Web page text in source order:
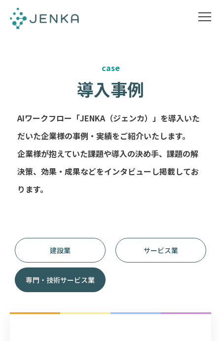
case
導入事例
AIワークフロー「JENKA（ジェンカ）」を導入いた
だいた企業様の事例・実績をご紹介いたします。
企業様が抱えていた課題や導入の決め手、課題の解
決策、効果・成果などをインタビューし掲載してお
ります。
建設業 サービス業
専門・技術サービス業